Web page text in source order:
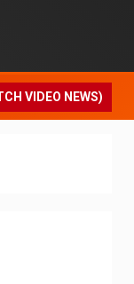
VIDEO NEWS)